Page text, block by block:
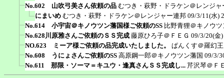
No.602 山吹弓美さん依頼の品 むつき・萩野・ドラケン＠レンジャ
にまいめ むつき・萩野・ドラケン＠レンジャー連邦 09/3/11(水)
No.614 小宇宙＠キノウツン藩国様ご依頼のSS 比野青狸＠キノウ
No.628川原雅さんご依頼のＳＳ完成 藤原ひろ子＠ＦＥＧ 09/3/20(金
NO.623 ミーア様ご依頼の品完成いたしました。
ぱんくす＠羅幻
No.608 うにょさんご依頼のSS 高原鋼一郎＠キノウツン藩国 09/3/
No.611 那限・ソーマ＝キユウ・逢真さんＳＳ完成し... 芹沢琴＠Ｆ